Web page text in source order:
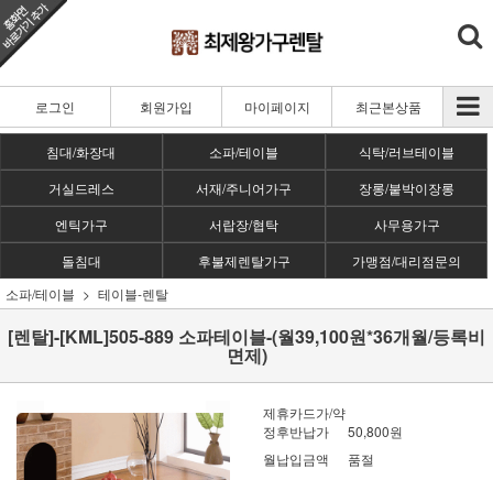
로그인 회원가입 마이페이지 최근본상품
침대/화장대 소파/테이블
식탁/러브테이블
거실드레스
서재/주니어가구
장롱/붙박이장롱
엔틱가구
서랍장/협탁
사무용가구
돌침대
후불제렌탈가구
가맹점/대리점문의
소파/테이블
테이블-렌탈
[렌탈]-[KML]505-889 소파테이블-(월39,100원*36개월/등록비
면제)
제휴카드가/약
정후반납가
50,800원
월납입금액
품절